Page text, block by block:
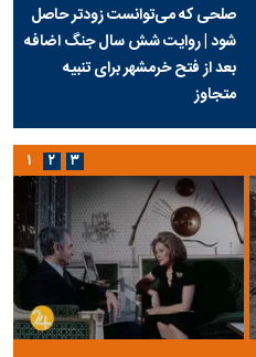
صلحی که می‌توانست زودتر حاصل
شود | روایت شش سال جنگ اضافه
بعد از فتح خرمشهر برای تنبیه
متجاوز
۱ ۲ ۳